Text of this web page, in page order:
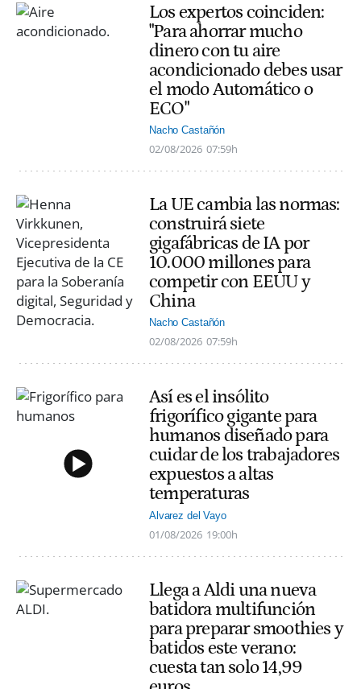
Los expertos coinciden:
"Para ahorrar mucho
dinero con tu aire
acondicionado debes usar
el modo Automático o
ECO"
Nacho Castañón
02/08/2026 07:59h
La UE cambia las normas:
construirá siete
gigafábricas de IA por
10.000 millones para
competir con EEUU y
China
Nacho Castañón
02/08/2026 07:59h
Así es el insólito
frigorífico gigante para
humanos diseñado para
cuidar de los trabajadores
expuestos a altas
temperaturas
Alvarez del Vayo
01/08/2026 19:00h
Llega a Aldi una nueva
batidora multifunción
para preparar smoothies y
batidos este verano:
cuesta tan solo 14,99